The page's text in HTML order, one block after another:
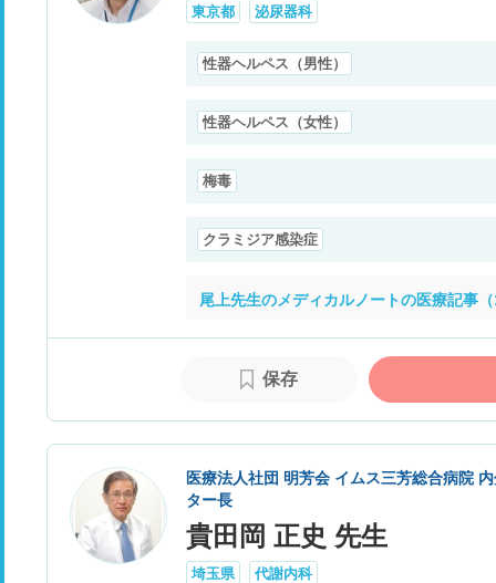
東京都 泌尿器科
性器ヘルペス（男性）
性器ヘルペス（女性）
梅毒
クラミジア感染症
尾上先生のメディカルノートの医療記事
保存
医療法人社団 明芳会 イムス三芳総合病院
ター長
貴田岡 正史 先生
埼玉県 代謝内科